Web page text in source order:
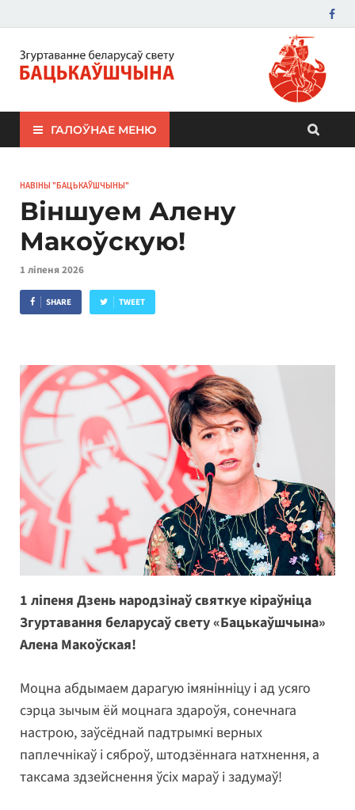
ЗБС "Бацькаўшчына"
ГАЛОЎНАЕ МЕНЮ
НАВІНЫ "БАЦЬКАЎШЧЫНЫ"
Віншуем Алену
Макоўскую!
1 ліпеня 2026
SHARE TWEET
1 ліпеня Дзень народзінаў святкуе кіраўніца
Згуртавання беларусаў свету «Бацькаўшчына»
Алена Макоўская!
Моцна абдымаем дарагую імянінніцу і ад усяго
сэрца зычым ёй моцнага здароўя, сонечнага
настрою, заўсёднай падтрымкі верных
паплечнікаў і сяброў, штодзённага натхнення, а
таксама здзейснення ўсіх мараў і задумаў!